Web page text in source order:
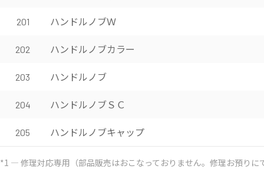
201 ハンドルノブＷ
202 ハンドルノブカラー
203 ハンドルノブ
204 ハンドルノブＳＣ
205 ハンドルノブキャップ
*1 ― 修理対応専用（部品販売はおこなっておりません。修理お預りに